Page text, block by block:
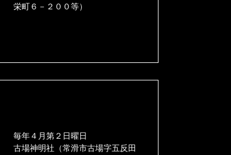
栄町６－２００等）
毎年４月第２日曜日
古場神明社（常滑市古場字五反田